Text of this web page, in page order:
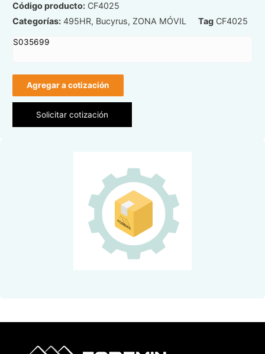
Código producto: CF4025
Categorías: 495HR, Bucyrus, ZONA MÓVIL Tag CF4025
S035699
Agregar a cotización
Solicitar cotización